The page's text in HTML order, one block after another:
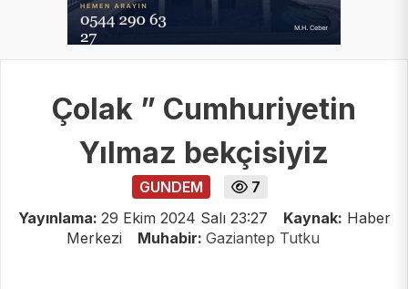
Çolak ” Cumhuriyetin
Yılmaz bekçisiyiz
GUNDEM
7
Yayınlama: 29 Ekim 2024 Salı 23:27 Kaynak: Haber
Merkezi
Muhabir: Gaziantep Tutku